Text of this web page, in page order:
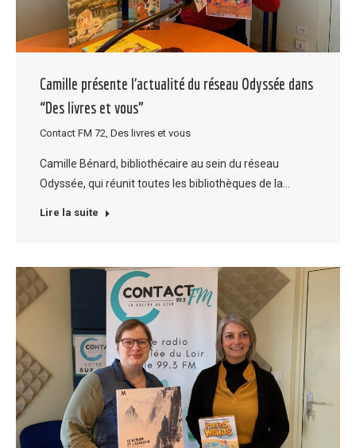
Camille présente l’actualité du réseau Odyssée dans
“Des livres et vous”
Contact FM 72 Des livres et vous
Camille Bénard, bibliothécaire au sein du réseau
Odyssée, qui réunit toutes les bibliothèques de la…
Lire la suite